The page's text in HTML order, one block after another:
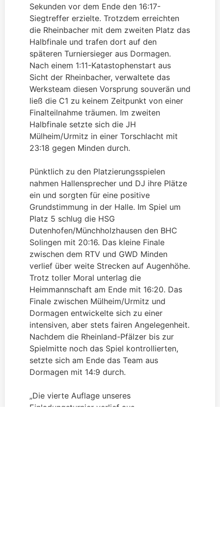
Sekunden vor dem Ende den 16:17-
Siegtreffer erzielte. Trotzdem erreichten
die Rheinbacher mit dem zweiten Platz das
Halbfinale und trafen dort auf den
späteren Turniersieger aus Dormagen.
Nach einem 1:11-Katastophenstart aus
Sicht der Rheinbacher, verwaltete das
Werksteam diesen Vorsprung souverän und
ließ die C1 zu keinem Zeitpunkt von einer
Finalteilnahme träumen. Im zweiten
Halbfinale setzte sich die JH
Mülheim/Urmitz in einer Torschlacht mit
23:18 gegen Minden durch.
Pünktlich zu den Platzierungsspielen
nahmen Hallensprecher und DJ ihre Plätze
ein und sorgten für eine positive
Grundstimmung in der Halle. Im Spiel um
Platz 5 schlug die HSG
Dutenhofen/Münchholzhausen den BHC
Solingen mit 20:16. Das kleine Finale
zwischen dem RTV und GWD Minden
verlief über weite Strecken auf Augenhöhe.
Trotz toller Moral unterlag die
Heimmannschaft am Ende mit 16:20. Das
Finale zwischen Mülheim/Urmitz und
Dormagen entwickelte sich zu einer
intensiven, aber stets fairen Angelegenheit.
Nachdem die Rheinland-Pfälzer bis zur
Spielmitte noch das Spiel kontrollierten,
setzte sich am Ende das Team aus
Dormagen mit 14:9 durch.
„Die vierte Auflage unseres
Einladungsturnier verlief aus